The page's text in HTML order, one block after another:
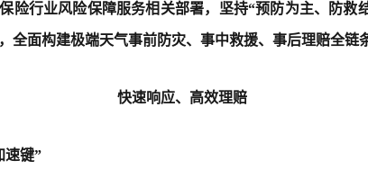
险行业风险保障服务相关部署，坚持“预防为主、防救
全面构建极端天气事前防灾、事中救援、事后理赔全链
快速响应、高效理赔
速键”